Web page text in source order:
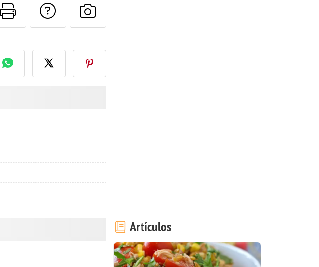
esta receta a un amigo
Imprimir esta página
Preguntar al autor
Publicar la foto de esta receta
Artículos